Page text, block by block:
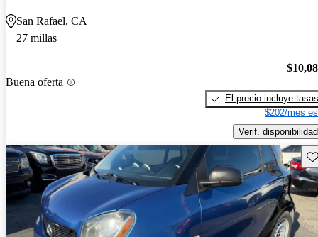
San Rafael, CA
27 millas
Buena oferta
El precio incluye tasas
$202/mes
Verif. disponibilidad